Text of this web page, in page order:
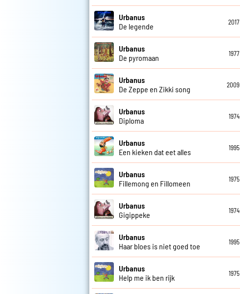
Urbanus
De legende
2017
Urbanus
De pyromaan
1977
Urbanus
De Zeppe en Zikki song
2009
Urbanus
Diploma
1974
Urbanus
Een kieken dat eet alles
1995
Urbanus
Fillemong en Fillomeen
1975
Urbanus
Gigippeke
1974
Urbanus
Haar bloes is niet goed toe
1995
Urbanus
Help me ik ben rijk
1975